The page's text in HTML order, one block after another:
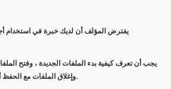
يفترض المؤلف أن لديك خبرة في استخدام
يجب أن تعرف كيفية بدء الملفات الجديدة ، وفتح
وإغلاق الملفات مع الحفظ أو بدونه ، والخروج من البرنامج.